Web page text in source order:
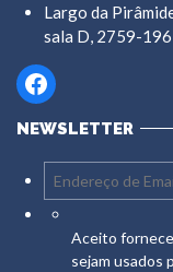
Largo da
sala D, 2759-196
Facebook
NEWSLETTER
Aceito
sejam usados